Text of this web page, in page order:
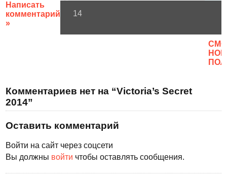
Написать
комментарий
»
14
Комментариев нет на “Victoria’s Secret
2014”
Оставить комментарий
Войти на сайт через соцсети
Вы должны войти чтобы оставлять сообщения.